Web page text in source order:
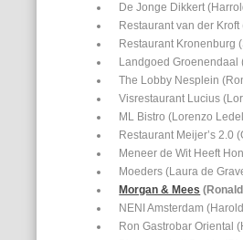
De Jonge Dikkert
Restaurant van der
Restaurant Kronenburg
Landgoed Groenendaal
The Lobby Nesplein
Visrestaurant Lucius
ML Bistro (Lorenzo
Restaurant Meijer’s 2.0
Meneer de Wit Heeft
Moeders (Laura de
Morgan & Mees
NENI Amsterdam
Ron Gastrobar Oriental